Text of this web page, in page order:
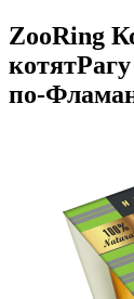
ZooRing
по-